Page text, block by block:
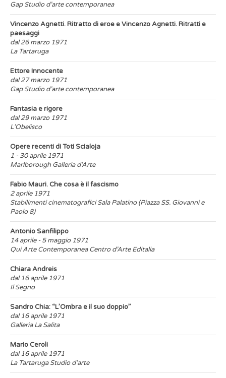
Gap Studio d’arte contemporanea
Vincenzo Agnetti. Ritratto di eroe e Vincenzo Agnetti. Ritratti e
paesaggi
dal 26 marzo 1971
La Tartaruga
Ettore Innocente
dal 27 marzo 1971
Gap Studio d’arte contemporanea
Fantasia e rigore
dal 29 marzo 1971
L’Obelisco
Opere recenti di Toti Scialoja
1 - 30 aprile 1971
Marlborough Galleria d’Arte
Fabio Mauri. Che cosa è il fascismo
2 aprile 1971
Stabilimenti cinematografici Sala Palatino (Piazza SS. Giovanni e
Paolo 8)
Antonio Sanfilippo
14 aprile - 5 maggio 1971
Qui Arte Contemporanea Centro d’Arte Editalia
Chiara Andreis
dal 16 aprile 1971
Il Segno
Sandro Chia: “L’Ombra e il suo doppio”
dal 16 aprile 1971
Galleria La Salita
Mario Ceroli
dal 16 aprile 1971
La Tartaruga Studio d’arte